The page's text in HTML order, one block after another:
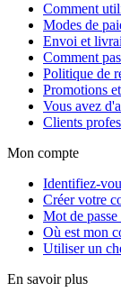
Comment
Modes de
Envoi et
Comment
Politique de
Promotions
Vous avez
Clients
Mon compte
Identifiez-
Créer votre
Mot de
Où est mon
Utiliser un
En savoir plus